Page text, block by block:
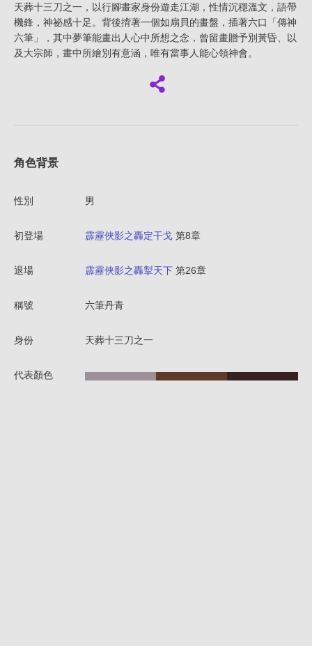
天葬十三刀之一，以行腳畫家身份遊走江湖，性情沉穩溫文，語帶
機鋒，神祕感十足。背後揹著一個如扇貝的畫盤，插著六口「傳神
六筆」，其中夢筆能畫出人心中所想之念，曾留畫贈予別黃昏、以
及大宗師，畫中所繪別有意涵，唯有當事人能心領神會。
角色背景
性別 男
初登場 霹靂俠影之轟定干戈 第8章
退場 霹靂俠影之轟掣天下 第26章
稱號 六筆丹青
身份 天葬十三刀之一
代表顏色